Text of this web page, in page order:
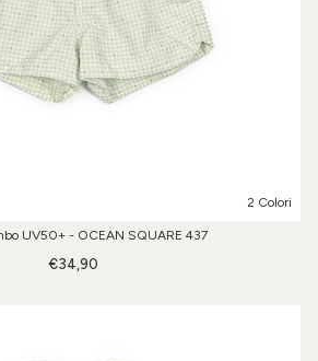
2 Colori
UV50+ - OCEAN SQUARE 437
€34,90